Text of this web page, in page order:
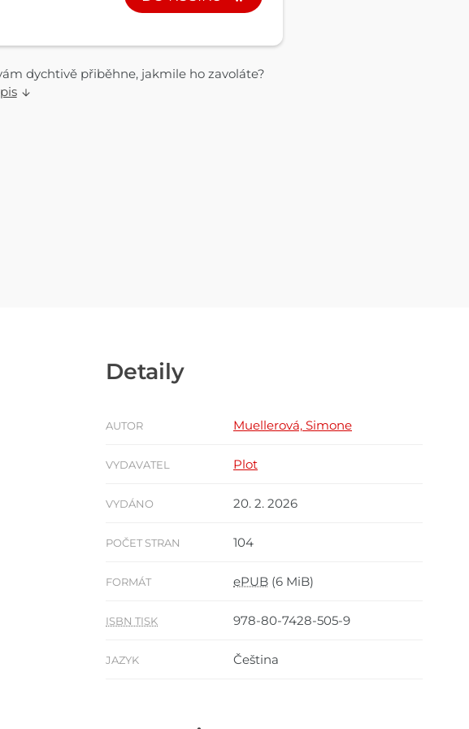
dychtivě přiběhne, jakmile ho zavoláte?
Detaily
AUTOR Muellerová, Simone
VYDAVATEL Plot
VYDÁNO 20. 2. 2026
POČET STRAN 104
FORMÁT ePUB (6 MiB)
ISBN TISK 978-80-7428-505-9
JAZYK Čeština